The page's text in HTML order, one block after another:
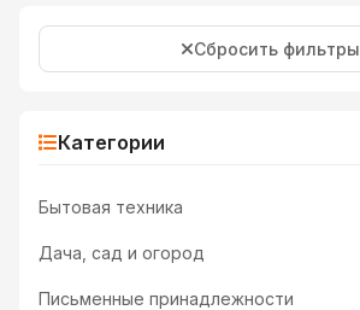
Сбросить фильтры
Категории
Бытовая техника
Дача, сад и огород
Письменные принадлежности